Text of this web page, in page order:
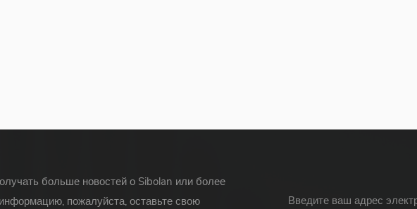
больше новостей о Sibolan или более
пожалуйста, оставьте свою